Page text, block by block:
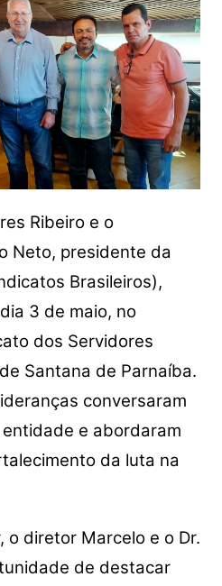
Ribeiro e o
Neto, presidente da
Brasileiros),
3 de maio, no
dos Servidores
Santana de Parnaíba.
conversaram
e abordaram
da luta na
o diretor Marcelo e o Dr.
de destacar